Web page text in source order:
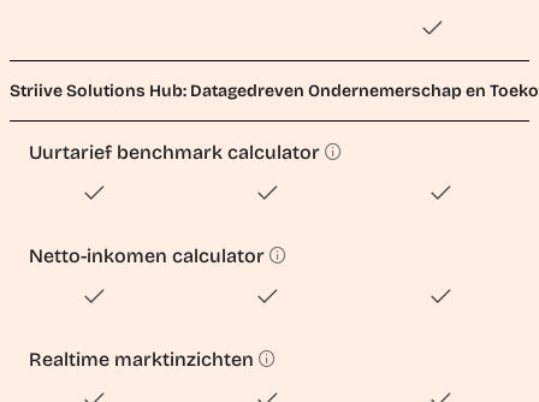
Striive Solutions Hub: Datagedreven Ondernemerschap en
Uurtarief benchmark calculator
Netto-inkomen calculator
Realtime marktinzichten